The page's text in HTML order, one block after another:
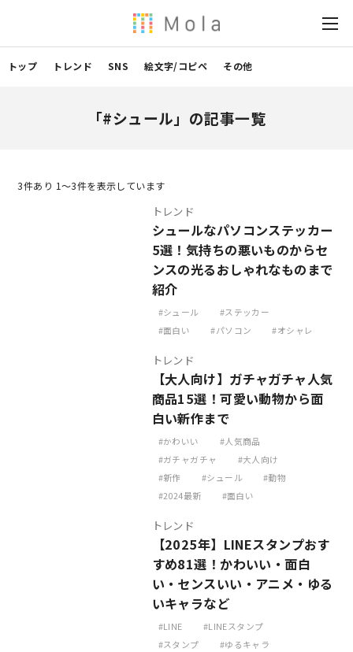
トップ トレンド SNS 絵文字/コピペ その他
「#シュール」の記事一覧
3件あり 1〜3件を表示しています
トレンド
シュールなパソコンステッカー
5選！気持ちの悪いものからセ
ンスの光るおしゃれなものまで
紹介
シュール
ステッカー
面白い
パソコン オシャレ
トレンド
【大人向け】ガチャガチャ人気
商品15選！可愛い動物から面
白い新作まで
かわいい
人気商品
ガチャガチャ
大人向け
新作
シュール
動物
2024最新
面白い
トレンド
【2025年】LINEスタンプおす
すめ81選！かわいい・面白
い・センスいい・アニメ・ゆる
いキャラなど
LINE
LINEスタンプ
スタンプ
ゆるキャラ